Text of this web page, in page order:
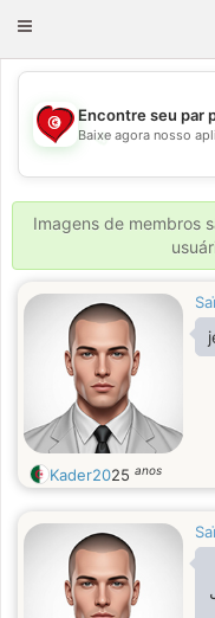
Toggle
💖
Encontre seu par
Baixe agora nosso
Imagens de membros
Kader2025 anos